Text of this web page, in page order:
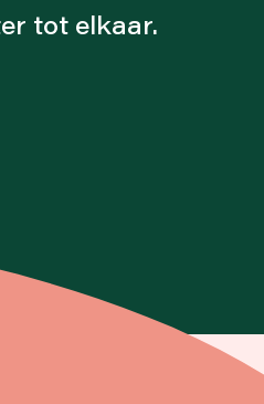
tot elkaar.